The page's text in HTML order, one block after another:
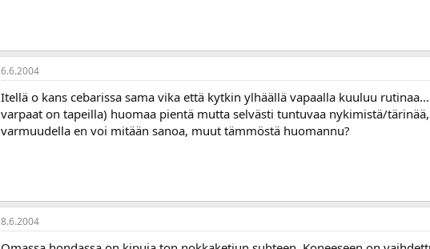
6.6.2004
Itellä o kans cebarissa sama vika että kytkin ylhäällä vapaalla kuuluu
varpaat on tapeilla) huomaa pientä mutta selvästi tuntuvaa nykimistä/
varmuudella en voi mitään sanoa, muut tämmöstä huomannu?
8.6.2004